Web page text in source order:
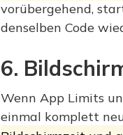
vorübergehend,
denselben Code
6.
Wenn App Limits
einmal komplett